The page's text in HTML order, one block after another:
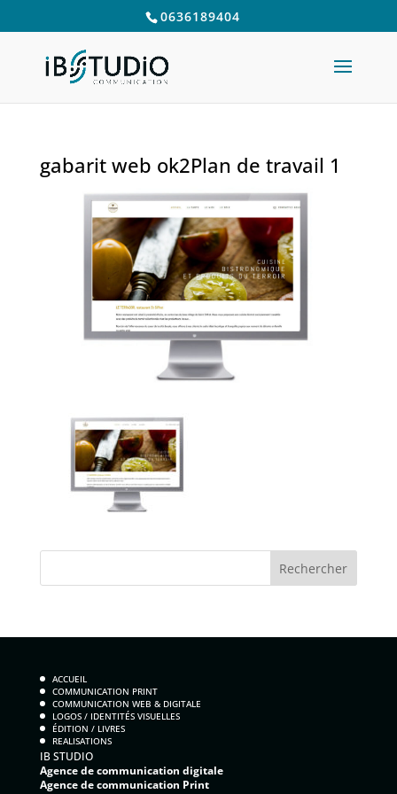
0636189404
gabarit web ok2Plan de travail 1
ACCUEIL
COMMUNICATION PRINT
COMMUNICATION WEB & DIGITALE
LOGOS / IDENTITÉS VISUELLES
ÉDITION / LIVRES
REALISATIONS
IB STUDIO
Agence de communication digitale
Agence de communication Print